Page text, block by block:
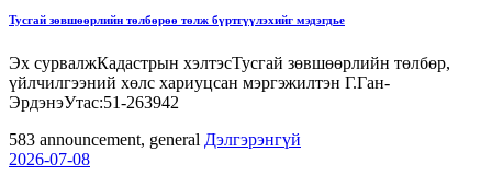
Тусгай зөвшөөрлийн төлбөрөө төлж бүртгүүлэхийг мэдэгдье
Эх сурвалжКадастрын хэлтэсТусгай зөвшөөрлийн төлбөр,
үйлчилгээний хөлс хариуцсан мэргэжилтэн Г.Ган-
ЭрдэнэУтас:51-263942
583 announcement, general Дэлгэрэнгүй
2026-07-08